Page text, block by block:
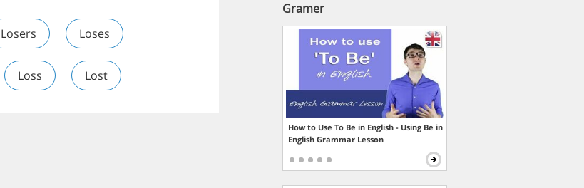
Losers Loses
Loss Lost
Gramer
How to Use To Be in English - Using Be in
English Grammar Lesson